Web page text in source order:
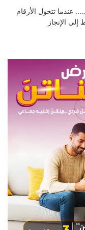
عندما تتحول الأرقام
الإنجاز